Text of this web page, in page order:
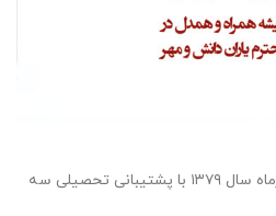
انجمن یاران دانش و مهر در مهرماه سال ۱۳۷۹ با پشتیبانی تحصیلی سه